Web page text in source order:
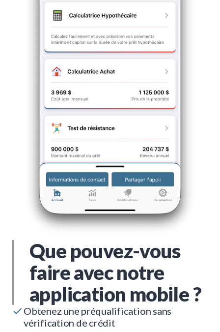
Que pouvez-vous
faire avec notre
application mobile ?
Obtenez une préqualification sans
vérification de crédit